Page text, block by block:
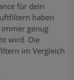
für dein
haben
genug
wird. Die
im Vergleich